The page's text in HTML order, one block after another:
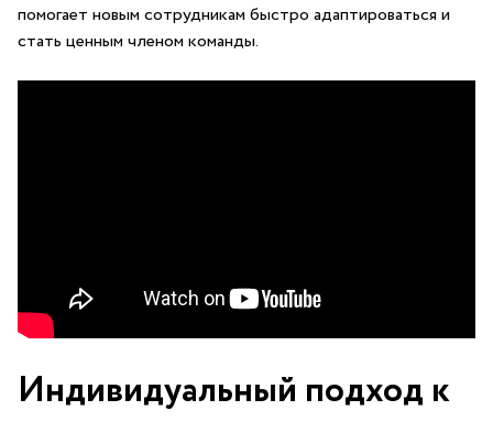
помогает новым сотрудникам быстро адаптироваться и
стать ценным членом команды.
Индивидуальный подход к